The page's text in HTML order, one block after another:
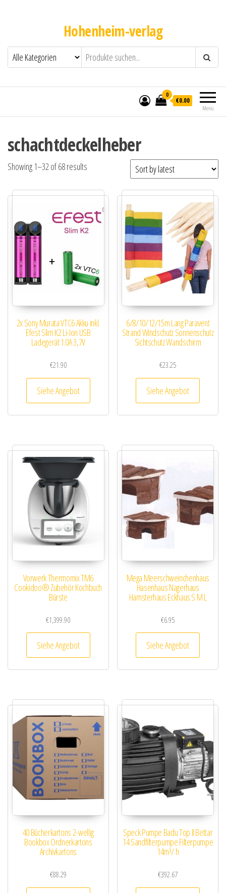
Hohenheim-verlag
Menü
0
€0.00
schachtdeckelheber
Showing 1–32 of 68 results
2x Sony Murata VTC6 Akku inkl.
Efest Slim K2 Li-Ion USB
Ladegerät 1.0A 3,7V
€21.90
Siehe Angebot
6/8/10/12/15m Lang Paravent
Strand Windschutz Sonnenschutz
Sichtschutz Wandschirm
€23.25
Siehe Angebot
Vorwerk Thermomix TM6
Cookidoo® Zubehör Kochbuch
Bürste
€1,399.90
Siehe Angebot
Mega Meerschweinchenhaus
Hasenhaus Nagerhaus
Hamsterhaus Eckhaus S M L
€6.95
Siehe Angebot
40 Bücherkartons 2-wellig
Bookbox Ordnerkartons
Archivkartons
€88.29
Speck Pumpe Badu Top II Bettar
14 Sandfilterpumpe Filterpumpe
14m³/ h
€392.67